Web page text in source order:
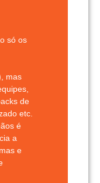
só os
mas
de
etc.
é
a
e